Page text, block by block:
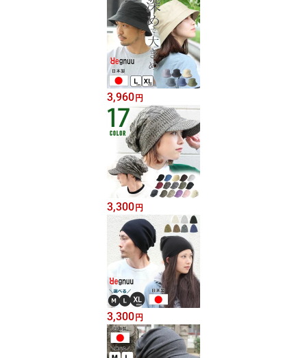
3,960 円
3,300 円
3,300 円